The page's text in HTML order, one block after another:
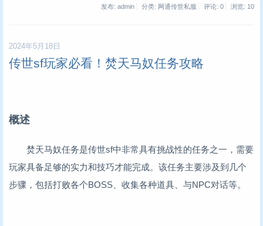
发布: admin 分类: 网通传世私服 评论: 0 浏览: 10
2024年5月18日
传世sf玩家必看！焚天马奴任务攻略
概述
焚天马奴任务是传世sf中非常具有挑战性的任务之一，需要
玩家具备足够的实力和技巧才能完成。该任务主要涉及到几个
步骤，包括打败各个BOSS、收集各种道具、与NPC对话等。